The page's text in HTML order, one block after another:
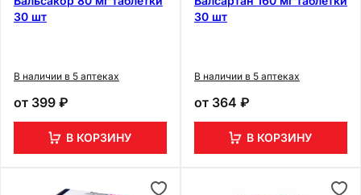
30 шт
В наличии в 5 аптеках
от 399 ₽
В КОРЗИНУ
30 шт
В наличии в 5 аптеках
от 364 ₽
В КОРЗИНУ